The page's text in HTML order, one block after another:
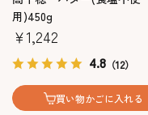
用)450g
￥1,242
4.8 （12）
買い物かごに入れる